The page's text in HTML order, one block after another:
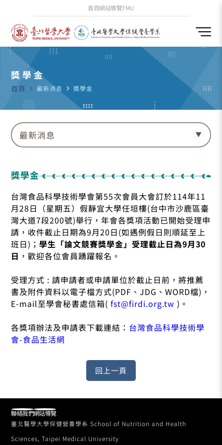
首頁網站導覽TMU
獎學金
首頁 navigate_next 最新消息 navigate_next 獎學金
最新消息
獎學金
台灣食品科學技術學會第55次會員大會訂於114年11
月28日（星期五）假靜宜大學任垣樓(台中市沙鹿區臺
灣大道7段200號)舉行，年會各獎項活動已開始受理申
請，收件截止日期為9月20日(如遇例假日則順延至上
班日)；學生「論文競賽獎學金」受理截止日為9月30
日 ，歡迎各位會員踴躍報名。
受理方式 : 請申請者或申請單位於截止日前，將推薦
書及附件資料以電子檔方式(PDF、JDG、WORD檔)，
E-mail至學會秘書處信箱(fst@firdi.org.tw )。
各獎項辦法及申請表下載連結： 台灣食品科學技術學
會-食品生活網
臺北醫學大學保健營養學系 School of Nutrition and Health
Sciences, Taipei Medical University
聯絡我們網站導覽